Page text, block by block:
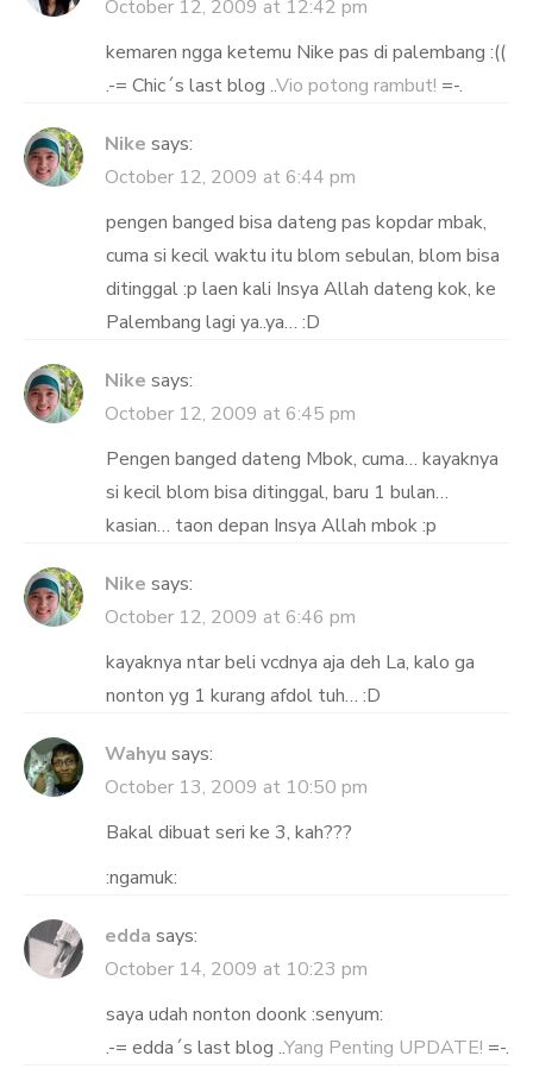
October 12, 2009 at 12:42 pm
kemaren ngga ketemu Nike pas di palembang :((
.-= Chic´s last blog ..Vio potong rambut! =-.
Nike says:
October 12, 2009 at 6:44 pm
pengen banged bisa dateng pas kopdar mbak,
cuma si kecil waktu itu blom sebulan, blom bisa
ditinggal :p laen kali Insya Allah dateng kok, ke
Palembang lagi ya..ya… :D
Nike says:
October 12, 2009 at 6:45 pm
Pengen banged dateng Mbok, cuma… kayaknya
si kecil blom bisa ditinggal, baru 1 bulan…
kasian… taon depan Insya Allah mbok :p
Nike says:
October 12, 2009 at 6:46 pm
kayaknya ntar beli vcdnya aja deh La, kalo ga
nonton yg 1 kurang afdol tuh… :D
Wahyu says:
October 13, 2009 at 10:50 pm
Bakal dibuat seri ke 3, kah???
:ngamuk:
edda says:
October 14, 2009 at 10:23 pm
saya udah nonton doonk :senyum:
.-= edda´s last blog ..Yang Penting UPDATE! =-.